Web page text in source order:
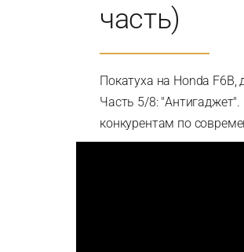
часть)
Покатуха на Honda F6B,
Часть 5/8:
конкурентам по